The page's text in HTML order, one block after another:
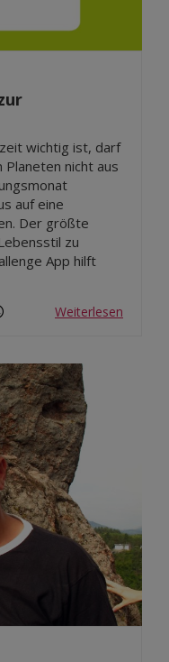
wichtig ist, darf
nicht aus
auf eine
Der größte
zu
App hilft
Weiterlesen